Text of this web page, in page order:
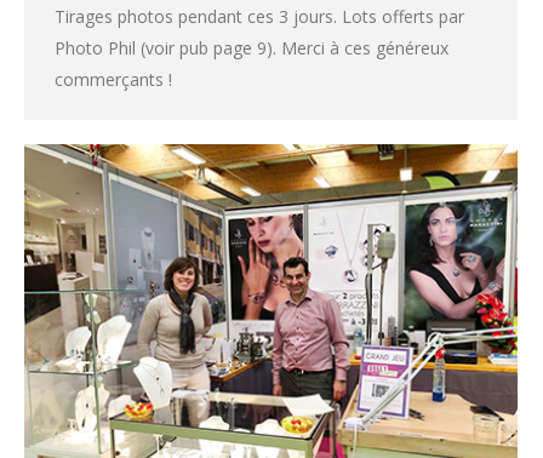
Tirages photos pendant ces 3 jours. Lots offerts par
Photo Phil (voir pub page 9). Merci à ces généreux
commerçants !